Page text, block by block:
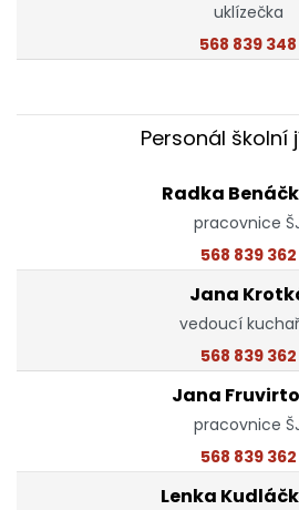
uklízečka
568 839 348
Personál školní
Radka
pracovnice
568 839 362
Jana
vedoucí
568 839 362
Jana
pracovnice
568 839 362
Lenka